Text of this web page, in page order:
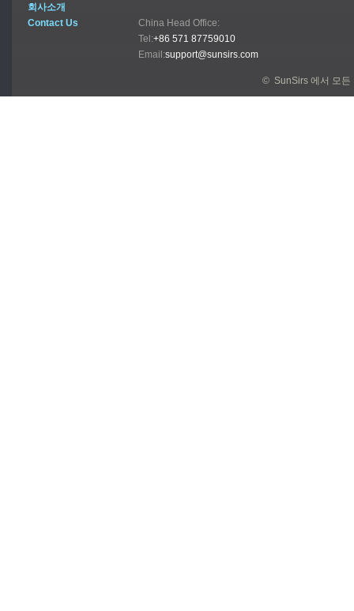
회사소개
Contact Us
China Head Office:
Tel:+86 571 87759010
Email:support@sunsirs.com
© SunSirs 에서 모